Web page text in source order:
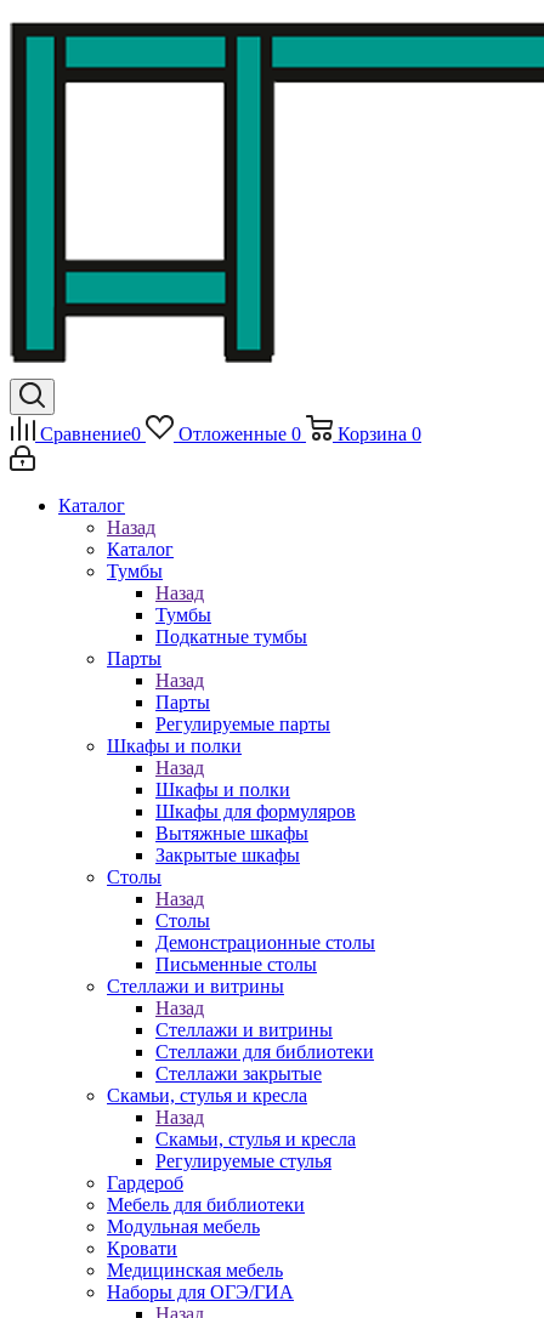
Сравнение0 Отложенные 0 Корзина 0
Каталог
Назад
Каталог
Тумбы
Назад
Тумбы
Подкатные тумбы
Парты
Назад
Парты
Регулируемые парты
Шкафы и полки
Назад
Шкафы и полки
Шкафы для формуляров
Вытяжные шкафы
Закрытые шкафы
Столы
Назад
Столы
Демонстрационные столы
Письменные столы
Стеллажи и витрины
Назад
Стеллажи и витрины
Стеллажи для библиотеки
Стеллажи закрытые
Скамьи, стулья и кресла
Назад
Скамьи, стулья и кресла
Регулируемые стулья
Гардероб
Мебель для библиотеки
Модульная мебель
Кровати
Медицинская мебель
Наборы для ОГЭ/ГИА
Назад